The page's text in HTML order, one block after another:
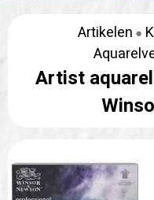
Artikelen
Artist